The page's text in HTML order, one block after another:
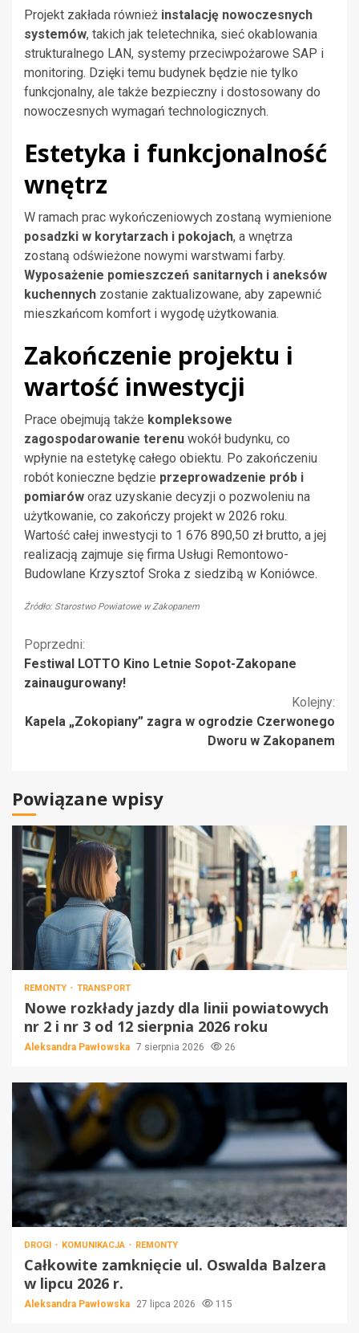
Projekt zakłada również instalację nowoczesnych
systemów, takich jak teletechnika, sieć okablowania
strukturalnego LAN, systemy przeciwpożarowe SAP i
monitoring. Dzięki temu budynek będzie nie tylko
funkcjonalny, ale także bezpieczny i dostosowany do
nowoczesnych wymagań technologicznych.
Estetyka i funkcjonalność
wnętrz
W ramach prac wykończeniowych zostaną wymienione
posadzki w korytarzach i pokojach, a wnętrza
zostaną odświeżone nowymi warstwami farby.
Wyposażenie pomieszczeń sanitarnych i aneksów
kuchennych zostanie zaktualizowane, aby zapewnić
mieszkańcom komfort i wygodę użytkowania.
Zakończenie projektu i
wartość inwestycji
Prace obejmują także kompleksowe
zagospodarowanie terenu wokół budynku, co
wpłynie na estetykę całego obiektu. Po zakończeniu
robót konieczne będzie przeprowadzenie prób i
pomiarów oraz uzyskanie decyzji o pozwoleniu na
użytkowanie, co zakończy projekt w 2026 roku.
Wartość całej inwestycji to 1 676 890,50 zł brutto, a jej
realizacją zajmuje się firma Usługi Remontowo-
Budowlane Krzysztof Sroka z siedzibą w Koniówce.
Źródło: Starostwo Powiatowe w Zakopanem
Kontynuuj
czytanie
Poprzedni:
Festiwal LOTTO Kino Letnie Sopot-Zakopane
zainaugurowany!
Kolejny:
Kapela „Zokopiany” zagra w ogrodzie Czerwonego
Dworu w Zakopanem
Powiązane wpisy
REMONTY TRANSPORT
Nowe rozkłady jazdy dla linii powiatowych
nr 2 i nr 3 od 12 sierpnia 2026 roku
Aleksandra Pawłowska 7 sierpnia 2026 26
DROGI KOMUNIKACJA REMONTY
Całkowite zamknięcie ul. Oswalda Balzera
w lipcu 2026 r.
Aleksandra Pawłowska 27 lipca 2026 115